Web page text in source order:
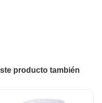
producto también